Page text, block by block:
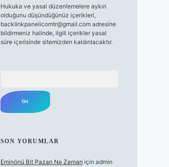
Hukuka ve yasal düzenlemelere aykırı
olduğunu düşündüğünüz içerikleri,
backlinkpanelicomtr@gmail.comadresine
bildirmeniz halinde, ilgili içerikler yasal
süre içerisinde sitemizden kaldırılacaktır.
SON YORUMLAR
Eminönü Bit Pazarı Ne Zaman için admin